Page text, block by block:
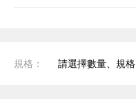
規格： 請選擇數量、規格